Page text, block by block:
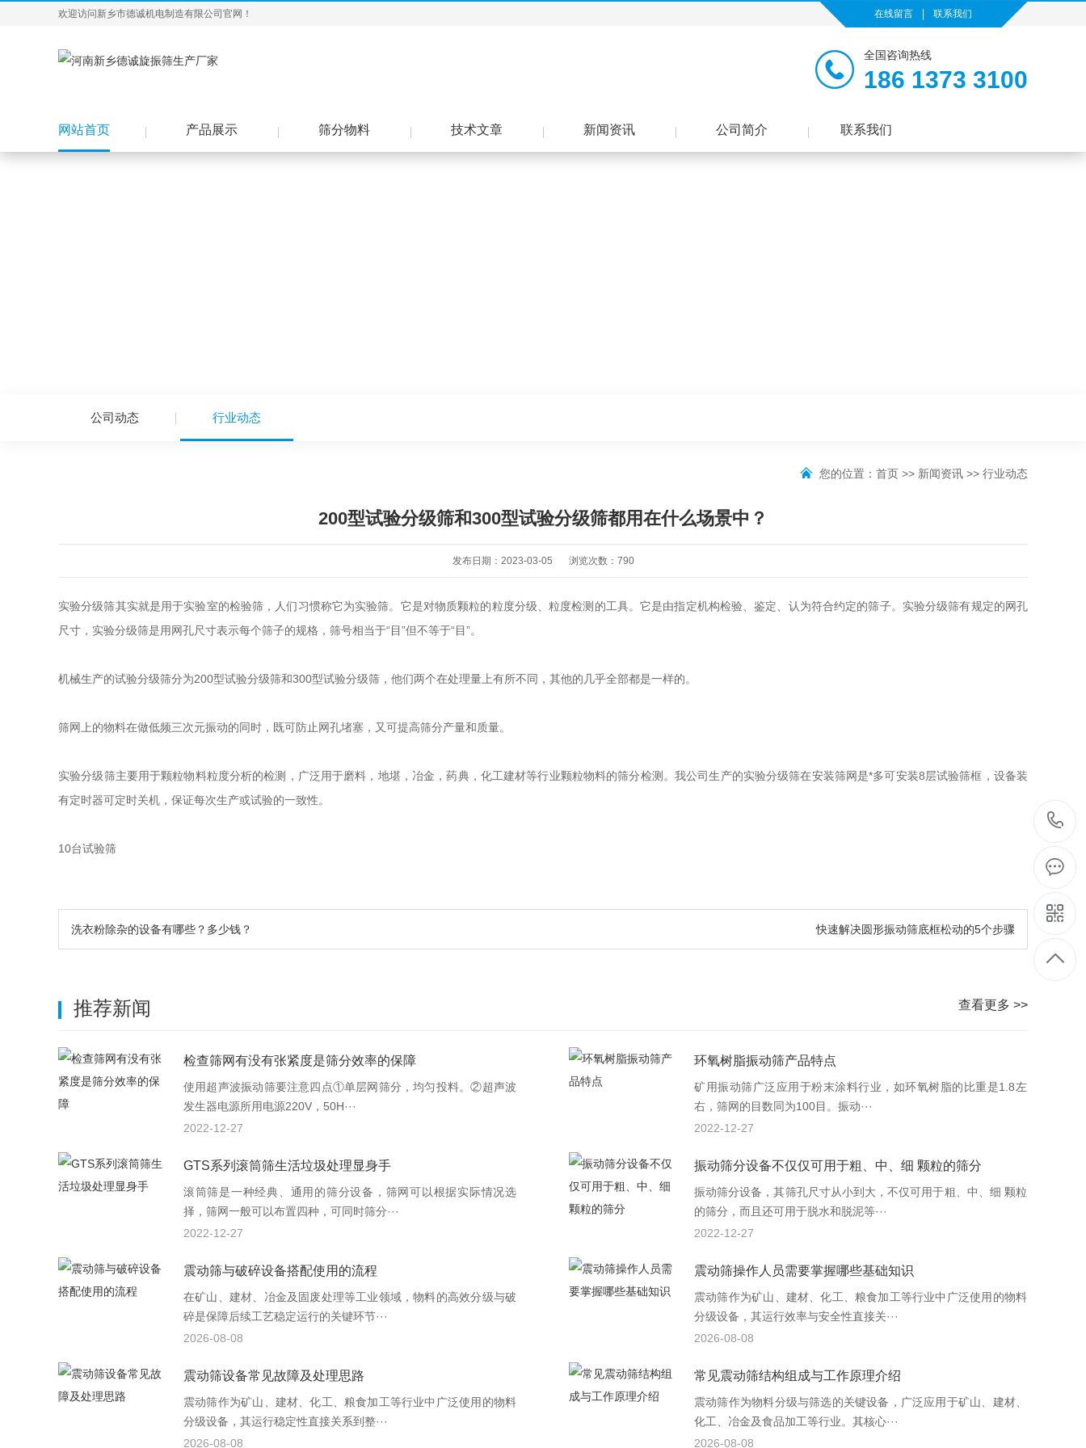
欢迎访问新乡市德诚机电制造有限公司官网！ 在线留言 联系我们
全国咨询热线
186 1373 3100
网站首页 产品展示 筛分物料 技术文章 新闻资讯 公司简介 联系我们
公司动态 行业动态
您的位置： 首页 >> 新闻资讯 >> 行业动态
200型试验分级筛和300型试验分级筛都用在什么场景中？
发布日期：2023-03-05 浏览次数：790
实验分级筛其实就是用于实验室的检验筛，人们习惯称它为实验筛。它是对物质颗粒的粒度分级、粒度检测的工具。它是由指定机构检验、鉴定、认为符合约定的筛子。实验分级筛有规定的网孔
尺寸，实验分级筛是用网孔尺寸表示每个筛子的规格，筛号相当于“目”但不等于“目”。
机械生产的试验分级筛分为200型试验分级筛和300型试验分级筛，他们两个在处理量上有所不同，其他的几乎全部都是一样的。
筛网上的物料在做低频三次元振动的同时，既可防止网孔堵塞，又可提高筛分产量和质量。
实验分级筛主要用于颗粒物料粒度分析的检测，广泛用于磨料，地堪，冶金，药典，化工建材等行业颗粒物料的筛分检测。我公司生产的实验分级筛在安装筛网是*多可安装8层试验筛框，设备装
有定时器可定时关机，保证每次生产或试验的一致性。
10台试验筛
洗衣粉除杂的设备有哪些？多少钱？ 快速解决圆形振动筛底框松动的5个步骤
查看更多 >>
推荐新闻
检查筛网有没有张紧度是筛分效率的保障
使用超声波振动筛要注意四点①单层网筛分，均匀投料。②超声波
发生器电源所用电源220V，50H···
2022-12-27
环氧树脂振动筛产品特点
矿用振动筛广泛应用于粉末涂料行业，如环氧树脂的比重是1.8左
右，筛网的目数同为100目。振动···
2022-12-27
GTS系列滚筒筛生活垃圾处理显身手
滚筒筛是一种经典、通用的筛分设备，筛网可以根据实际情况选
择，筛网一般可以布置四种，可同时筛分···
2022-12-27
振动筛分设备不仅仅可用于粗、中、细 颗粒的筛分
振动筛分设备，其筛孔尺寸从小到大，不仅可用于粗、中、细 颗粒
的筛分，而且还可用于脱水和脱泥等···
2022-12-27
震动筛与破碎设备搭配使用的流程
在矿山、建材、冶金及固废处理等工业领域，物料的高效分级与破
碎是保障后续工艺稳定运行的关键环节···
2026-08-08
震动筛操作人员需要掌握哪些基础知识
震动筛作为矿山、建材、化工、粮食加工等行业中广泛使用的物料
分级设备，其运行效率与安全性直接关···
2026-08-08
震动筛设备常见故障及处理思路
震动筛作为矿山、建材、化工、粮食加工等行业中广泛使用的物料
分级设备，其运行稳定性直接关系到整···
2026-08-08
常见震动筛结构组成与工作原理介绍
震动筛作为物料分级与筛选的关键设备，广泛应用于矿山、建材、
化工、冶金及食品加工等行业。其核心···
2026-08-08